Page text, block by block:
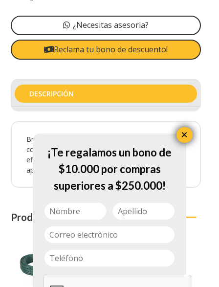
¿Necesitas asesoria?
Reclama tu bono de descuento!
DESCRIPCIÓN
Breke Ciles Riel 1P 20A es un producto eléctrico
confiable, diseñado para brindar seguridad,
eficiencia y durabilidad en instalaciones y
aplicaciones eléctricas.
Productos relacionados
¡Te regalamos un bono de
$10.000 por compras
superiores a $250.000!
×